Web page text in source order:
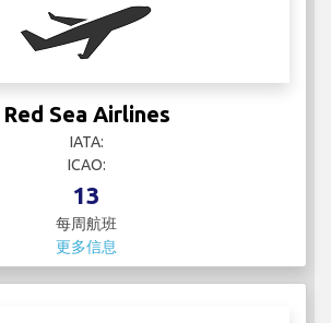
Red Sea Airlines
IATA:
ICAO:
13
每周航班
更多信息